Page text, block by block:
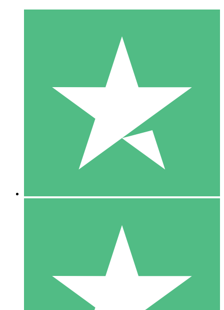
Individuele Creditpakketten
Betaal per gebruik met downloadtegoeden. Geen maandelijkse
1000
10 Downloaden
20 00